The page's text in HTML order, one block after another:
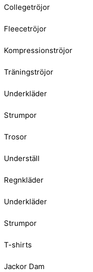
Collegetröjor
Fleecetröjor
Kompressionströjor
Träningströjor
Underkläder
Strumpor
Trosor
Underställ
Regnkläder
Underkläder
Strumpor
T-shirts
Jackor Dam